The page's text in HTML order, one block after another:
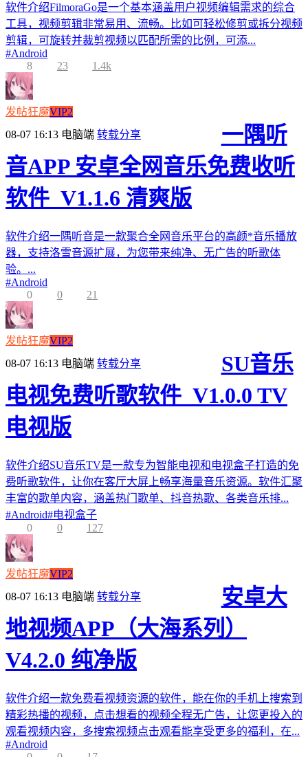
软件介绍FilmoraGo是一个基本涵盖用户视频编辑需求的综合
工具，视频剪辑非常易用、流畅。比如可轻松修剪或拆分视频
剪辑，可旋转并裁剪视频以匹配所需的比例，可添...
#Android
8
23 1.4k
发帖狂魔VIP2
08-07 16:13 电脑端 转载分享
一隅听
音APP 安卓全网音乐免费收听
软件_V1.1.6 清爽版
软件介绍一隅听音是一款聚合全网音乐平台的高颜*音乐播放
器，支持洛雪音源扩展，为您带来纯净、无广告的听歌体
验。...
#Android
0
0 21
发帖狂魔VIP2
08-07 16:13 电脑端 转载分享
SU音乐
电视免费听歌软件_V1.0.0 TV
电视版
软件介绍SU音乐TV是一款专为智能电视和电视盒子打造的免
费听歌软件，让你在客厅大屏上畅享海量音乐资源。软件汇聚
丰富的歌单内容，涵盖热门歌单、抖音热歌、各类音乐排...
#Android#电视盒子
0
0 127
发帖狂魔VIP2
08-07 16:13 电脑端 转载分享
安卓大
地视频APP（大海系列）
V4.2.0 纯净版
软件介绍一款免费看视频资源的软件，能在你的手机上搜索到
精彩热播的视频，点击想看的视频全程无广告，让您更投入的
观看视频内容，多搜索视频点击观看能享受更多的福利，在...
#Android